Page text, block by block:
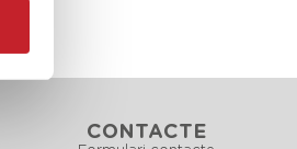
CONTACTE